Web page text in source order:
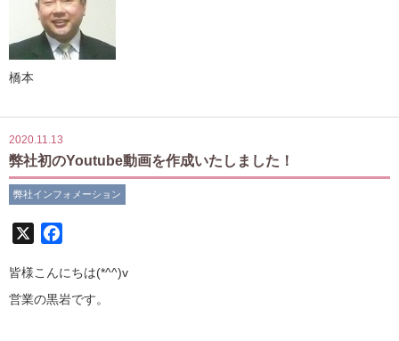
橋本
2020.11.13
弊社初のYoutube動画を作成いたしました！
弊社インフォメーション
皆様こんにちは(*^^)v
営業の黒岩です。